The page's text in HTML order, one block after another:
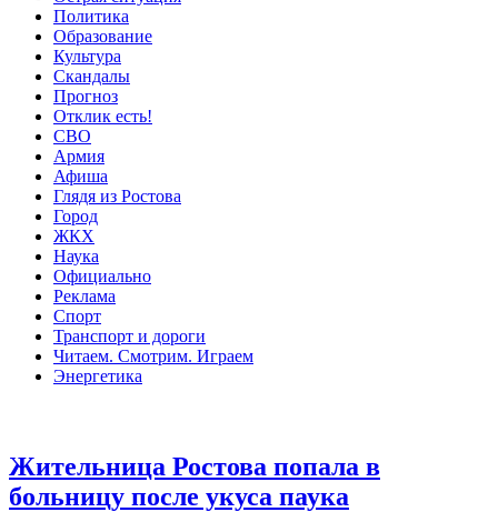
Политика
Образование
Культура
Скандалы
Прогноз
Отклик есть!
СВО
Армия
Афиша
Глядя из Ростова
Город
ЖКХ
Наука
Официально
Реклама
Спорт
Транспорт и дороги
Читаем. Смотрим. Играем
Энергетика
Жительница Ростова попала в
больницу после укуса паука